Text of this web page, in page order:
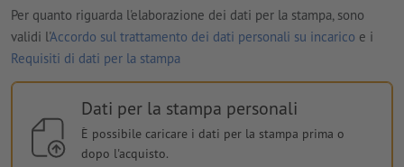
Per quanto riguarda l'elaborazione dei dati per la stampa, sono
validi l'Accordo sul trattamento dei dati personali su incarico e i
Requisiti di dati per la stampa
Dati per la stampa personali
È possibile caricare i dati per la stampa prima o
dopo l'acquisto.